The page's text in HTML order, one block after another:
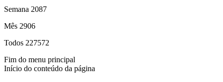
Semana 2087
Mês 2906
Todos 227572
Fim do menu principal
Início do conteúdo da página